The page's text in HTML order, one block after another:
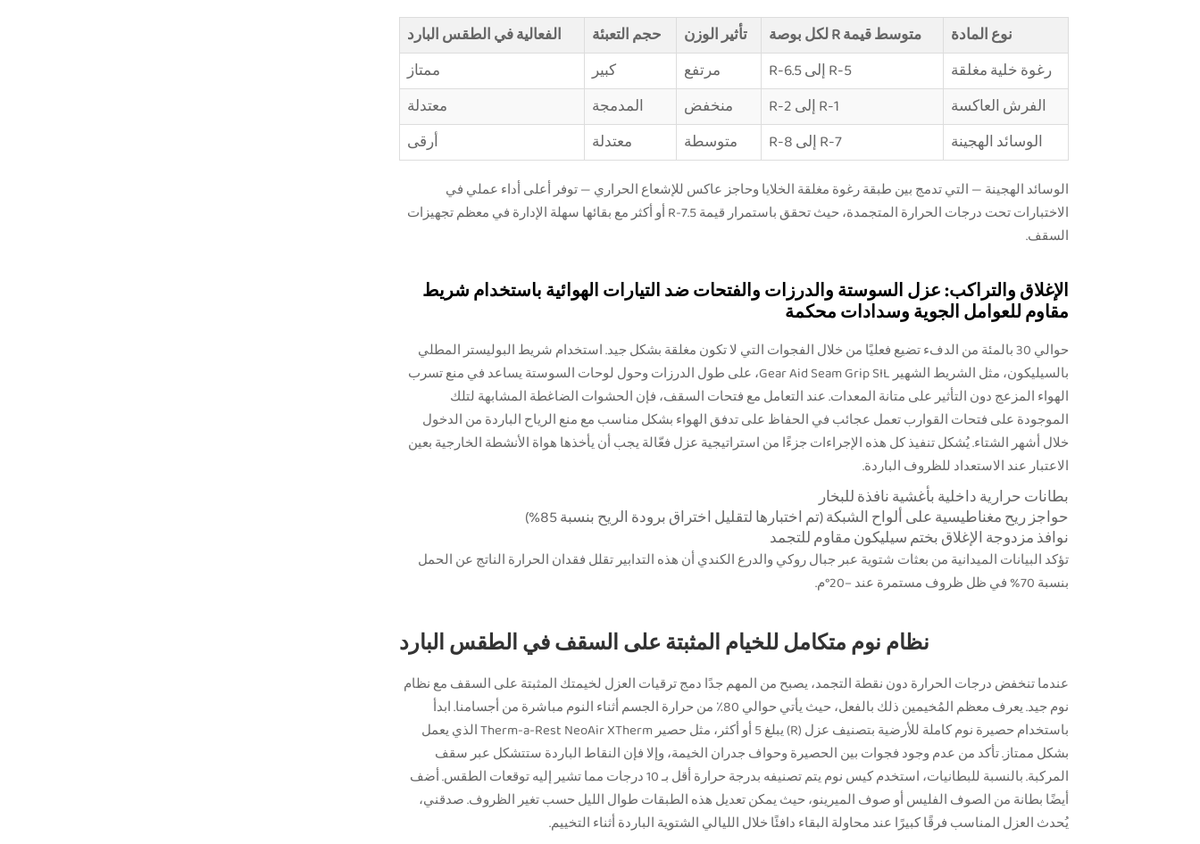
نوع المادة متوسط قيمة R لكل بوصة تأثير الوزن حجم التعبئة
الفعالية في الطقس البارد
رغوة خلية مغلقة
R-5 إلى R-6.5 مرتفع كبير
ممتاز
الفرش العاكسة
R-1 إلى R-2 منخفض المدمجة
معتدلة
الوسائد الهجينة
R-7 إلى R-8 متوسطة معتدلة أرقى
الوسائد الهجينة — التي تدمج بين طبقة رغوة مغلقة الخلايا وحاجز عاكس للإشعاع الحراري — توفر أعلى أداء عملي في
الاختبارات تحت درجات الحرارة المتجمدة، حيث تحقق باستمرار قيمة R-7.5 أو أكثر مع بقائها سهلة الإدارة في معظم تجهيزات
السقف.
الإغلاق والتراكب: عزل السوستة والدرزات والفتحات ضد التيارات الهوائية باستخدام شريط
مقاوم للعوامل الجوية وسدادات محكمة
حوالي 30 بالمئة من الدفء تضيع فعليًا من خلال الفجوات التي لا تكون مغلقة بشكل جيد. استخدام شريط البوليستر المطلي
بالسيليكون، مثل الشريط الشهير Gear Aid Seam Grip SIL، على طول الدرزات وحول لوحات السوستة يساعد في منع تسرب
الهواء المزعج دون التأثير على متانة المعدات. عند التعامل مع فتحات السقف، فإن الحشوات الضاغطة المشابهة لتلك
الموجودة على فتحات القوارب تعمل عجائب في الحفاظ على تدفق الهواء بشكل مناسب مع منع الرياح الباردة من الدخول
خلال أشهر الشتاء. يُشكل تنفيذ كل هذه الإجراءات جزءًا من استراتيجية عزل فعّالة يجب أن يأخذها هواة الأنشطة الخارجية بعين
الاعتبار عند الاستعداد للظروف الباردة.
بطانات حرارية داخلية بأغشية نافذة للبخار
حواجز ريح مغناطيسية على ألواح الشبكة (تم اختبارها لتقليل اختراق برودة الريح بنسبة 85%)
نوافذ مزدوجة الإغلاق بختم سيليكون مقاوم للتجمد
تؤكد البيانات الميدانية من بعثات شتوية عبر جبال روكي والدرع الكندي أن هذه التدابير تقلل فقدان الحرارة الناتج عن الحمل
بنسبة 70% في ظل ظروف مستمرة عند –20°م.
نظام نوم متكامل للخيام المثبتة على السقف في الطقس البارد
عندما تنخفض درجات الحرارة دون نقطة التجمد، يصبح من المهم جدًا دمج ترقيات العزل لخيمتك المثبتة على السقف مع نظام
نوم جيد. يعرف معظم المُخيمين ذلك بالفعل، حيث يأتي حوالي 80٪ من حرارة الجسم أثناء النوم مباشرة من أجسامنا. ابدأ
باستخدام حصيرة نوم كاملة للأرضية بتصنيف عزل (R) يبلغ 5 أو أكثر، مثل حصير Therm-a-Rest NeoAir XTherm الذي يعمل
بشكل ممتاز. تأكد من عدم وجود فجوات بين الحصيرة وحواف جدران الخيمة، وإلا فإن النقاط الباردة ستتشكل عبر سقف
المركبة. بالنسبة للبطانيات، استخدم كيس نوم يتم تصنيفه بدرجة حرارة أقل بـ 10 درجات مما تشير إليه توقعات الطقس. أضف
أيضًا بطانة من الصوف الفليس أو صوف الميرينو، حيث يمكن تعديل هذه الطبقات طوال الليل حسب تغير الظروف. صدقني،
يُحدث العزل المناسب فرقًا كبيرًا عند محاولة البقاء دافئًا خلال الليالي الشتوية الباردة أثناء التخييم.